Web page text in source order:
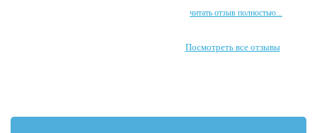
читать отзыв полностью...
Посмотреть все отзывы